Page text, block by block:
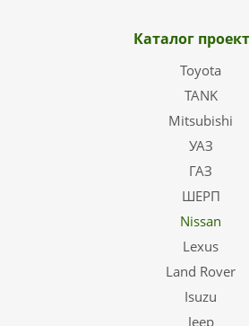
Каталог
Toyota
TANK
Mitsubishi
УАЗ
ГАЗ
ШЕРП
Nissan
Lexus
Land Rover
Isuzu
Jeep